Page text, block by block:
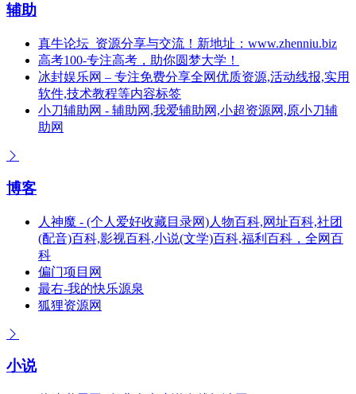
辅助
真牛论坛_资源分享与交流！新地址：www.zhenniu.biz
高考100-专注高考，助你圆梦大学！
冰封娱乐网 – 专注免费分享全网优质资源,活动线报,实用
软件,技术教程等内容标签
小刀辅助网 - 辅助网,我爱辅助网,小超资源网,原小刀辅
助网
博客
人神魔 - (个人爱好收藏目录网)人物百科,网址百科,社团
(配音)百科,影视百科,小说(文学)百科,福利百科，全网百
科
偏门项目网
最右-我的快乐源泉
狐狸资源网
小说